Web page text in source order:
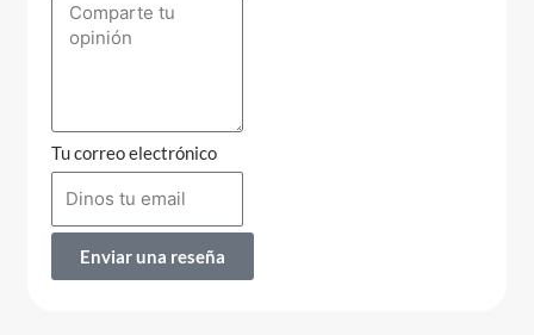
Tu correo electrónico
Enviar una reseña